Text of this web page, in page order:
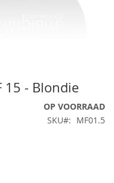
15 - Blondie
OP VOORRAAD
SKU
MF01.5